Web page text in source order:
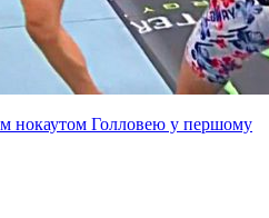
нокаутом Голловею у першому